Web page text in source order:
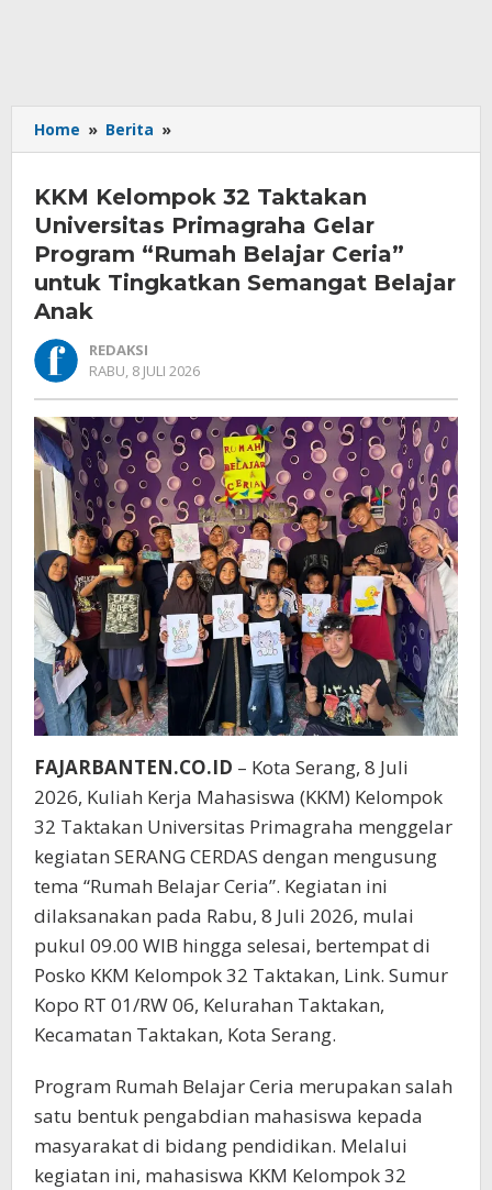
Home » Berita »
Kelompok
Taktakan
Universitas
Primagraha
Gelar
Program
untuk
Tingkatkan
Semangat
Belajar
Anak
KKM Kelompok 32 Taktakan
Universitas Primagraha Gelar
Program “Rumah Belajar Ceria”
untuk Tingkatkan Semangat Belajar
Anak
REDAKSI
RABU, 8 JULI 2026
FAJARBANTEN.CO.ID – Kota Serang, 8 Juli
2026, Kuliah Kerja Mahasiswa (KKM) Kelompok
32 Taktakan Universitas Primagraha menggelar
kegiatan SERANG CERDAS dengan mengusung
tema “Rumah Belajar Ceria”. Kegiatan ini
dilaksanakan pada Rabu, 8 Juli 2026, mulai
pukul 09.00 WIB hingga selesai, bertempat di
Posko KKM Kelompok 32 Taktakan, Link. Sumur
Kopo RT 01/RW 06, Kelurahan Taktakan,
Kecamatan Taktakan, Kota Serang.
Program Rumah Belajar Ceria merupakan salah
satu bentuk pengabdian mahasiswa kepada
masyarakat di bidang pendidikan. Melalui
kegiatan ini, mahasiswa KKM Kelompok 32